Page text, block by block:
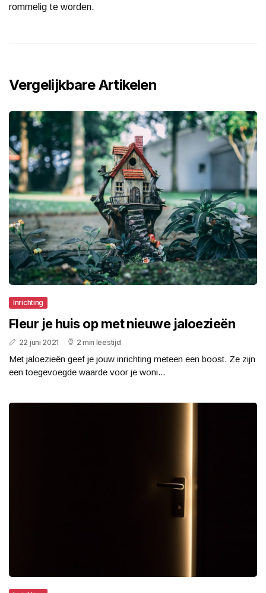
rommelig te worden.
Vergelijkbare Artikelen
Inrichting
Fleur je huis op met nieuwe jaloezieën
22 juni 2021 2 min leestijd
Met jaloezieën geef je jouw inrichting meteen een boost. Ze zijn
een toegevoegde waarde voor je woni...